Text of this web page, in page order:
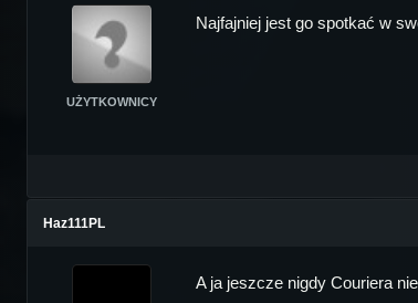
UŻYTKOWNICY
Najfajniej jest go spotkać w
Haz111PL
A ja jeszcze nigdy Couriera